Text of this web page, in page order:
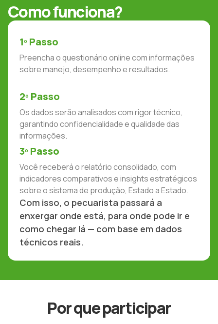
Como funciona?
1º Passo
Preencha o questionário online com informações
sobre manejo, desempenho e resultados.
2º Passo
Os dados serão analisados com rigor técnico,
garantindo confidencialidade e qualidade das
informações.
3º Passo
Você receberá o relatório consolidado, com
indicadores comparativos e insights estratégicos
sobre o sistema de produção, Estado a Estado.
Com isso, o pecuarista passará a
enxergar onde está, para onde pode ir e
como chegar lá — com base em dados
técnicos reais.
Por que participar